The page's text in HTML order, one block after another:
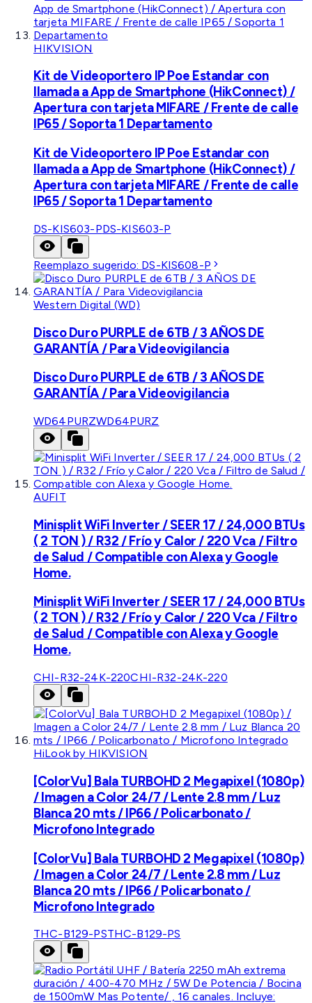
HIKVISION
Kit de Videoportero IP Poe Estandar con
llamada a App de Smartphone (HikConnect) /
Apertura con tarjeta MIFARE / Frente de calle
IP65 / Soporta 1 Departamento
Kit de Videoportero IP Poe Estandar con
llamada a App de Smartphone (HikConnect) /
Apertura con tarjeta MIFARE / Frente de calle
IP65 / Soporta 1 Departamento
DS-KIS603-PDS-KIS603-P
Reemplazo sugerido: DS-KIS608-P
Western Digital (WD)
Disco Duro PURPLE de 6TB / 3 AÑOS DE
GARANTÍA / Para Videovigilancia
Disco Duro PURPLE de 6TB / 3 AÑOS DE
GARANTÍA / Para Videovigilancia
WD64PURZWD64PURZ
AUFIT
Minisplit WiFi Inverter / SEER 17 / 24,000 BTUs
( 2 TON ) / R32 / Frío y Calor / 220 Vca / Filtro
de Salud / Compatible con Alexa y Google
Home.
Minisplit WiFi Inverter / SEER 17 / 24,000 BTUs
( 2 TON ) / R32 / Frío y Calor / 220 Vca / Filtro
de Salud / Compatible con Alexa y Google
Home.
CHI-R32-24K-220CHI-R32-24K-220
HiLook by HIKVISION
[ColorVu] Bala TURBOHD 2 Megapixel (1080p)
/ Imagen a Color 24/7 / Lente 2.8 mm / Luz
Blanca 20 mts / IP66 / Policarbonato /
Microfono Integrado
[ColorVu] Bala TURBOHD 2 Megapixel (1080p)
/ Imagen a Color 24/7 / Lente 2.8 mm / Luz
Blanca 20 mts / IP66 / Policarbonato /
Microfono Integrado
THC-B129-PSTHC-B129-PS